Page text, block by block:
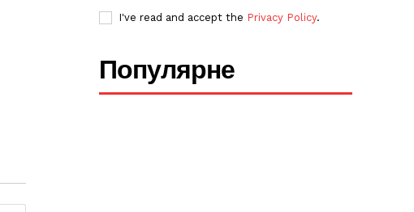
I've read and accept the Privacy Policy.
Популярне